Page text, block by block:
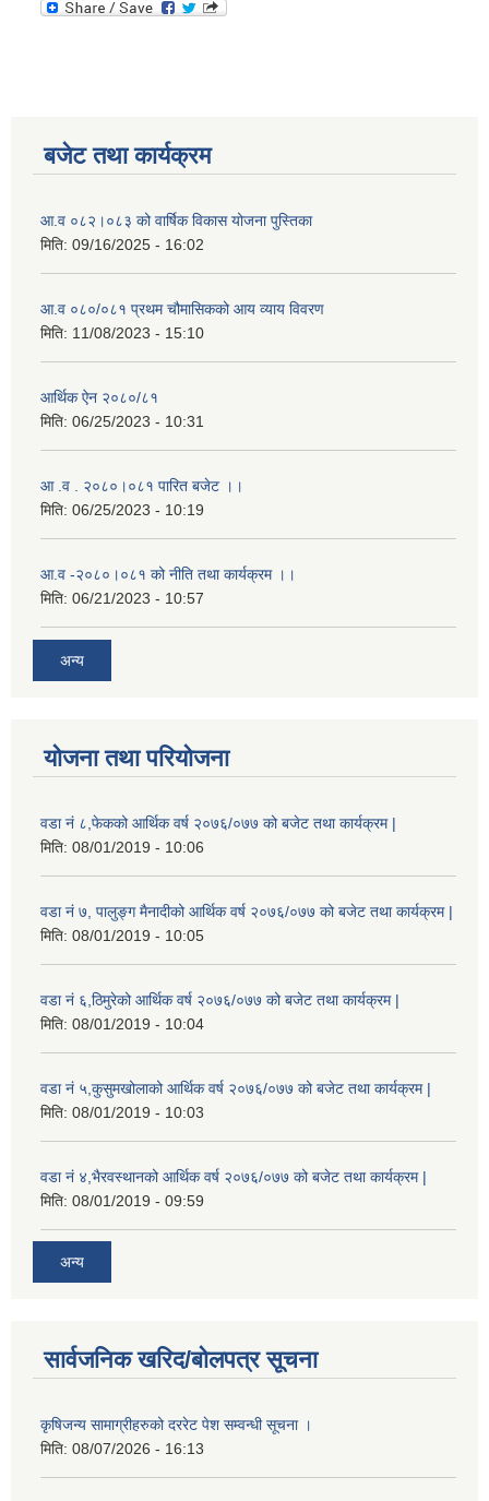
बजेट तथा कार्यक्रम
आ.व ०८२।०८३ को वार्षिक विकास योजना पुस्तिका
मिति: 09/16/2025 - 16:02
आ.व ०८०/०८१ प्रथम चौमासिकको आय व्याय विवरण
मिति: 11/08/2023 - 15:10
आर्थिक ऐन २०८०/८१
मिति: 06/25/2023 - 10:31
आ .व . २०८०।०८१ पारित बजेट ।।
मिति: 06/25/2023 - 10:19
आ.व -२०८०।०८१ को नीति तथा कार्यक्रम ।।
मिति: 06/21/2023 - 10:57
अन्य
योजना तथा परियोजना
वडा नं ८,फेकको आर्थिक वर्ष २०७६/०७७ को बजेट तथा कार्यक्रम |
मिति: 08/01/2019 - 10:06
वडा नं ७, पालुङ्ग मैनादीको आर्थिक वर्ष २०७६/०७७ को बजेट तथा कार्यक्रम |
मिति: 08/01/2019 - 10:05
वडा नं ६,ठिमुरेको आर्थिक वर्ष २०७६/०७७ को बजेट तथा कार्यक्रम |
मिति: 08/01/2019 - 10:04
वडा नं ५,कुसुमखोलाको आर्थिक वर्ष २०७६/०७७ को बजेट तथा कार्यक्रम |
मिति: 08/01/2019 - 10:03
वडा नं ४,भैरवस्थानको आर्थिक वर्ष २०७६/०७७ को बजेट तथा कार्यक्रम |
मिति: 08/01/2019 - 09:59
अन्य
सार्वजनिक खरिद/बोलपत्र सूचना
कृषिजन्य सामाग्रीहरुको दररेट पेश सम्वन्धी सूचना ।
मिति: 08/07/2026 - 16:13